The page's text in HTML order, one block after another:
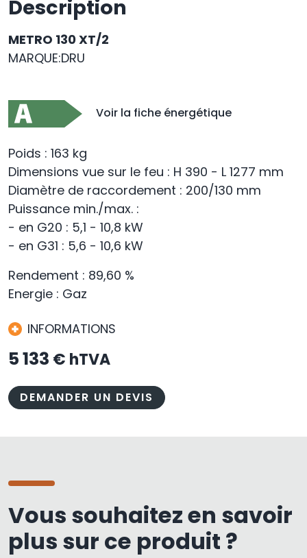
Description
METRO 130 XT/2
MARQUE:DRU
Voir la fiche énergétique
Poids : 163 kg
Dimensions vue sur le feu : H 390 - L 1277 mm
Diamètre de raccordement : 200/130 mm
Puissance min./max. :
- en G20 : 5,1 - 10,8 kW
- en G31 : 5,6 - 10,6 kW
Rendement : 89,60 %
Energie : Gaz
INFORMATIONS
5 133 € hTVA
DEMANDER UN DEVIS
Vous souhaitez en savoir
plus sur ce produit ?